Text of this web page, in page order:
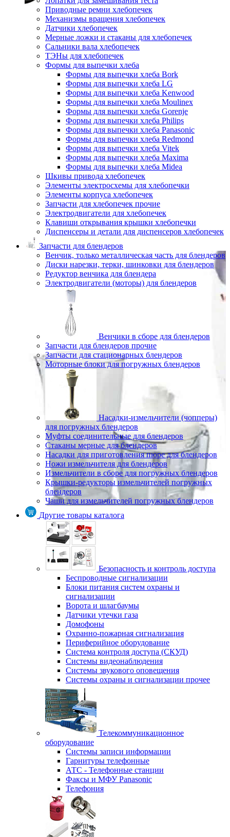
Приводные ремни хлебопечек
Механизмы вращения хлебопечек
Датчики хлебопечек
Мерные ложки и стаканы для хлебопечек
Сальники вала хлебопечек
ТЭНы для хлебопечек
Формы для выпечки хлеба
Формы для выпечки хлеба Bork
Формы для выпечки хлеба LG
Формы для выпечки хлеба Kenwood
Формы для выпечки хлеба Moulinex
Формы для выпечки хлеба Gorenje
Формы для выпечки хлеба Philips
Формы для выпечки хлеба Panasonic
Формы для выпечки хлеба Redmond
Формы для выпечки хлеба Vitek
Формы для выпечки хлеба Maxima
Формы для выпечки хлеба Midea
Шкивы привода хлебопечек
Элементы электросхемы для хлебопечки
Элементы корпуса хлебопечек
Запчасти для хлебопечек прочие
Электродвигатели для хлебопечек
Клавиши открывания крышки хлебопечки
Диспенсеры и детали для диспенсеров хлебопечек
Запчасти для блендеров
Венчик, только металлическая часть для блендеров
Диски нарезки, терки, шинковки для блендеров
Редуктор венчика для блендера
Электродвигатели (моторы) для блендеров
Венчики в сборе для блендеров
Запчасти для блендеров прочие
Запчасти для стационарных блендеров
Моторные блоки для погружных блендеров
Насадки-измельчители (чопперы)
для погружных блендеров
Муфты соединительные для блендеров
Стаканы мерные для блендеров
Насадки для приготовления пюре для блендеров
Ножи измельчителя для блендеров
Измельчители в сборе для погружных блендеров
Крышки-редукторы измельчителей погружных
блендеров
Чаши для измельчителей погружных блендеров
Другие товары каталога
Безопасность и контроль доступа
Беспроводные сигнализации
Блоки питания систем охраны и
сигнализации
Ворота и шлагбаумы
Датчики утечки газа
Домофоны
Охранно-пожарная сигнализация
Периферийное оборудование
Система контроля доступа (СКУД)
Системы видеонаблюдения
Системы звукового оповещения
Системы охраны и сигнализации прочее
Телекоммуникационное
оборудование
Системы записи информации
Гарнитуры телефонные
АТС - Телефонные станции
Факсы и МФУ Panasonic
Телефония